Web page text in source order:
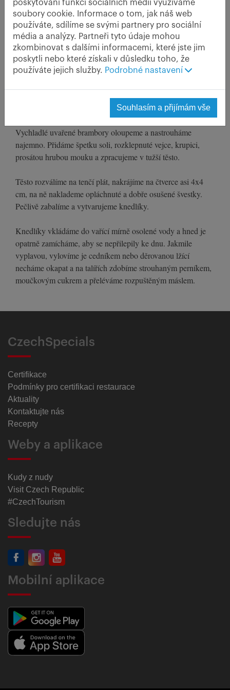
Ovocný knedlík je bezesporu symbol českého
léta. Pojďte si vyzkoušet méně časté
bramborové těsto, které vám společně se
strouhaným perníkem zajistí exkluzivní
chuťový zážitek.
Vychladlé uvařené brambory oloupeme a nastrouháme
najemno. Přidáme špetku soli, rozklepnuté vejce, krupici,
prosátou hrubou mouku a zpracujeme v tužší těsto.
Těsto rozválíme na tenčí plát, nakrájíme na čtverce asi 4x4
cm, na ně naklademe opláchnuté a dobře osušené švestky.
Pečlivě zabalíme a vytvarujeme knedlíky.
Knedlíky vkládáme do vařící mírně osolené vody a hned je
opatrně zamícháme, aby se nepřilepily ke dnu. Jakmile
vyplavou, vylovíme je cedníkem nebo děrovanou lžící
necháme okapat a na talířích zdobíme strouhaným perníkem,
moučkovým cukrem a přeléváme rozpuštěným máslem.
CzechSpecials
Certifikace
Podmínky pro certifikaci restaurace
Aktuality
Kontaktujte nás
Recepty
Weby a aplikace
Kudy z nudy
Visit Czech Republic
#CzechTourism
Sledujte nás
Mobilní aplikace
poskytování funkcí sociálních médií využíváme
soubory cookie. Informace o tom, jak náš web
používáte, sdílíme se svými partnery pro sociální
média a analýzy. Partneři tyto údaje mohou
zkombinovat s dalšími informacemi, které jste jim
poskytli nebo které získali v důsledku toho, že
používáte jejich služby. Podrobné nastavení
Souhlasím a přijímám vše